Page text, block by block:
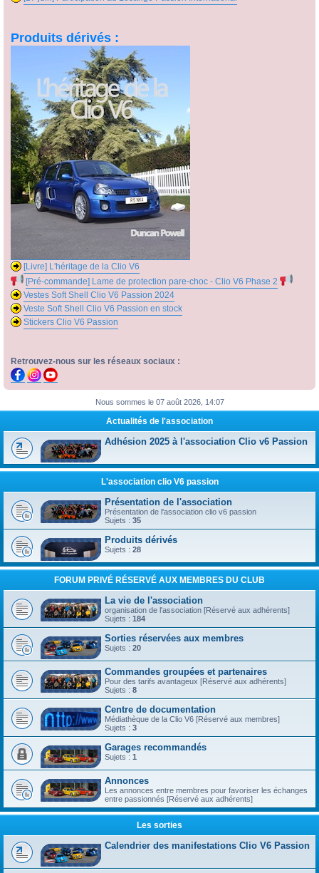
Produits dérivés :
[Livre] L'héritage de la Clio V6
[Pré-commande] Lame de protection pare-choc - Clio V6 Phase 2
Vestes Soft Shell Clio V6 Passion 2024
Veste Soft Shell Clio V6 Passion en stock
Stickers Clio V6 Passion
Retrouvez-nous sur les réseaux sociaux :
Nous sommes le 07 août 2026, 14:07
Actualités de l'association
Adhésion 2025 à l'association Clio v6 Passion
L'association clio V6 passion
Présentation de l'association
Présentation de l'association clio v6 passion
Sujets : 35
Produits dérivés
Sujets : 28
FORUM PRIVÉ RÉSERVÉ AUX MEMBRES DU CLUB
La vie de l'association
organisation de l'association [Réservé aux adhérents]
Sujets : 184
Sorties réservées aux membres
Sujets : 20
Commandes groupées et partenaires
Pour des tarifs avantageux [Réservé aux adhérents]
Sujets : 8
Centre de documentation
Médiathèque de la Clio V6 [Réservé aux membres]
Sujets : 3
Garages recommandés
Sujets : 1
Annonces
Les annonces entre membres pour favoriser les échanges
entre passionnés [Réservé aux adhérents]
Les sorties
Calendrier des manifestations Clio V6 Passion